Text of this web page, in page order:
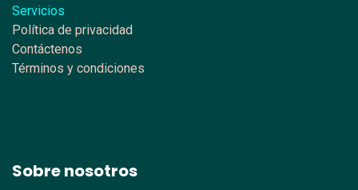
Servicios
Política de privacidad
Contáctenos
Términos y condiciones
Sobre nosotros